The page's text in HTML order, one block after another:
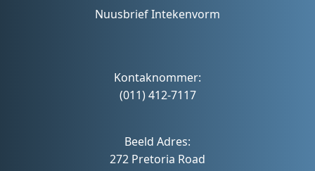
Nuusbrief Intekenvorm
Kontaknommer:
(011) 412-7117
Beeld Adres:
272 Pretoria Road